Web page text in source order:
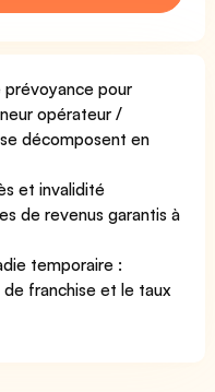
prévoyance pour
opérateur /
décomposent en
et invalidité
de revenus garantis à
temporaire :
franchise et le taux